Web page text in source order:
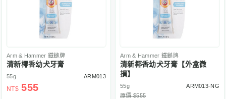
Arm & Hammer 鐵鎚牌
清新椰香幼犬牙膏
55g ARM013
NT$ 555
Arm & Hammer 鐵鎚牌
清新椰香幼犬牙膏【外盒微
損】
55g
ARM013-NG
原價 $555